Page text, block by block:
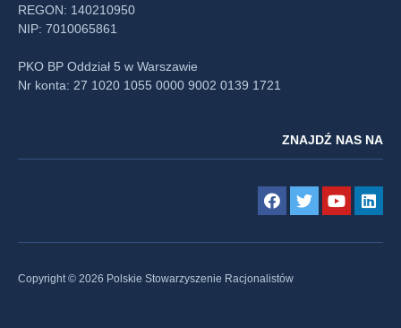
REGON: 140210950
NIP: 7010065861
PKO BP Oddział 5 w Warszawie
Nr konta: 27 1020 1055 0000 9002 0139 1721
ZNAJDŹ NAS NA
Copyright © 2026 Polskie Stowarzyszenie Racjonalistów